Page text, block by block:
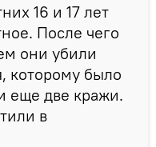
16 и 17 лет
После чего
они убили
которому было
еще две кражи.
в